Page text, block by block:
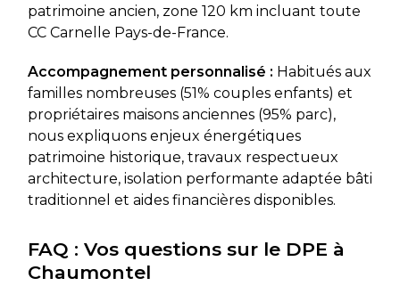
patrimoine ancien, zone 120 km incluant toute
CC Carnelle Pays-de-France.
Accompagnement personnalisé : Habitués aux
familles nombreuses (51% couples enfants) et
propriétaires maisons anciennes (95% parc),
nous expliquons enjeux énergétiques
patrimoine historique, travaux respectueux
architecture, isolation performante adaptée bâti
traditionnel et aides financières disponibles.
FAQ : Vos questions sur le DPE à
Chaumontel